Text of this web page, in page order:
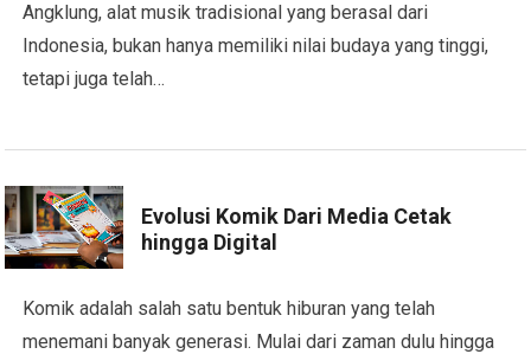
Angklung, alat musik tradisional yang berasal dari
Indonesia, bukan hanya memiliki nilai budaya yang tinggi,
tetapi juga telah…
Evolusi Komik Dari Media Cetak
hingga Digital
Komik adalah salah satu bentuk hiburan yang telah
menemani banyak generasi. Mulai dari zaman dulu hingga